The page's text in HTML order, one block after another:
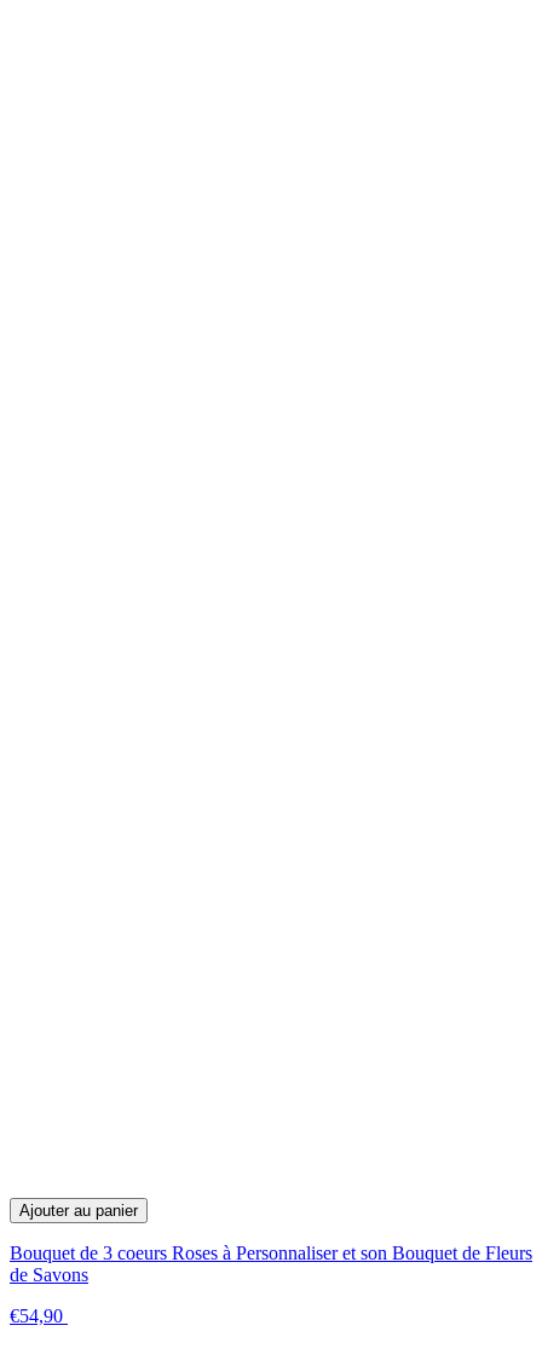
Ajouter au panier
Bouquet de 3 coeurs Roses à Personnaliser et son Bouquet de Fleurs
de Savons
€54,90